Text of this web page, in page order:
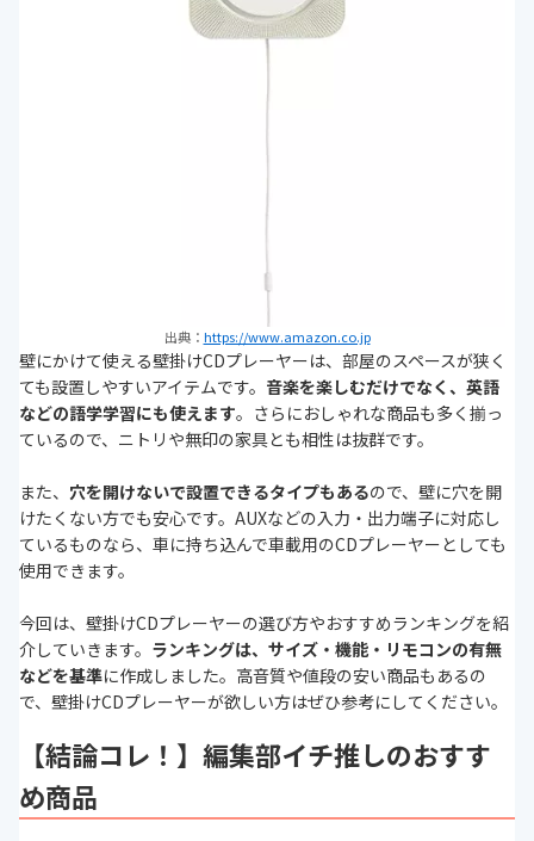
出典： https://www.amazon.co.jp
壁にかけて使える壁掛けCDプレーヤーは、部屋のスペースが狭く
ても設置しやすいアイテムです。 音楽を楽しむだけでなく、英語
などの語学学習にも使えます。さらにおしゃれな商品も多く揃っ
ているので、ニトリや無印の家具とも相性は抜群です。
また、 穴を開けないで設置できるタイプもあるので、壁に穴を開
けたくない方でも安心です。AUXなどの入力・出力端子に対応し
ているものなら、車に持ち込んで車載用のCDプレーヤーとしても
使用できます。
今回は、壁掛けCDプレーヤーの選び方やおすすめランキングを紹
介していきます。 ランキングは、サイズ・機能・リモコンの有無
などを基準に作成しました。高音質や値段の安い商品もあるの
で、壁掛けCDプレーヤーが欲しい方はぜひ参考にしてください。
【結論コレ！】編集部イチ推しのおすす
め商品